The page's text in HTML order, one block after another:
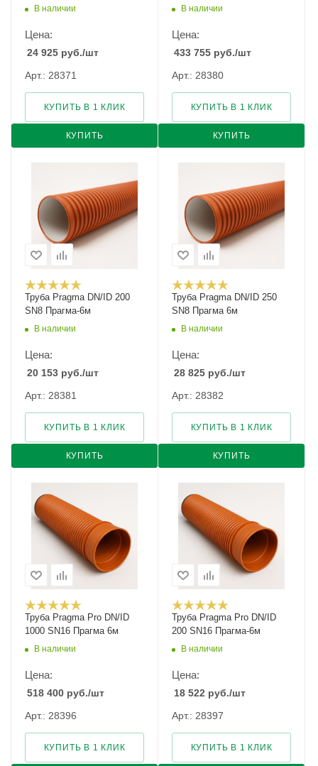
В наличии
Цена:
24 925 руб./шт
Арт.: 28371
КУПИТЬ
КУПИТЬ В 1 КЛИК
В наличии
Цена:
433 755 руб./шт
Арт.: 28380
КУПИТЬ
КУПИТЬ В 1 КЛИК
Труба Pragma DN/ID 200
SN8 Прагма-6м
В наличии
Цена:
20 153 руб./шт
Арт.: 28381
КУПИТЬ
КУПИТЬ В 1 КЛИК
Труба Pragma DN/ID 250
SN8 Прагма 6м
В наличии
Цена:
28 825 руб./шт
Арт.: 28382
КУПИТЬ
КУПИТЬ В 1 КЛИК
Труба Pragma Pro DN/ID
1000 SN16 Прагма 6м
В наличии
Цена:
518 400 руб./шт
Арт.: 28396
КУПИТЬ В 1 КЛИК
Труба Pragma Pro DN/ID
200 SN16 Прагма-6м
В наличии
Цена:
18 522 руб./шт
Арт.: 28397
КУПИТЬ В 1 КЛИК